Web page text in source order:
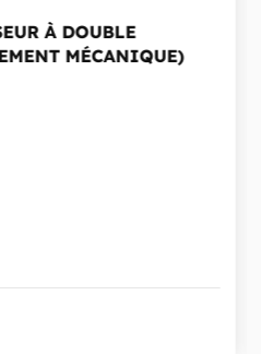
À DOUBLE
MÉCANIQUE)